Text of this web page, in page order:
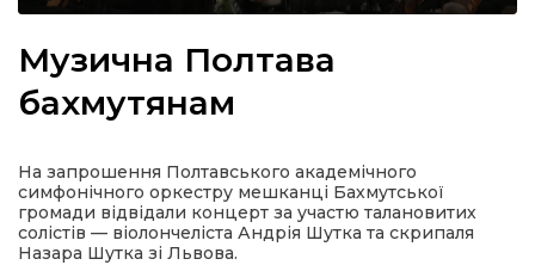
Музична Полтава
бахмутянам
На запрошення Полтавського академічного
симфонічного оркестру мешканці Бахмутської
громади відвідали концерт за участю талановитих
солістів — віолончеліста Андрія Шутка та скрипаля
Назара Шутка зі Львова.